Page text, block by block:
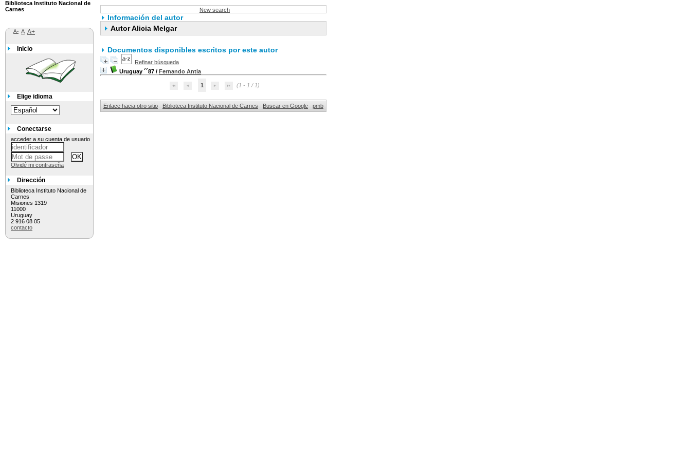
New search
Información del autor
Autor Alicia Melgar
Documentos disponibles escritos por este autor
Refinar búsqueda
Uruguay ´´87 / Fernando Antia
1 (1 - 1 / 1)
Enlace hacia otro sitio Biblioteca Instituto Nacional de Carnes Buscar en Google pmb
Biblioteca Instituto Nacional de
Carnes
A- A A+
Inicio
Elige idioma
Conectarse
acceder a su cuenta de usuario
Olvidé mi contraseña
Dirección
Biblioteca Instituto Nacional de
Carnes
Misiones 1319
11000
Uruguay
2 916 08 05
contacto